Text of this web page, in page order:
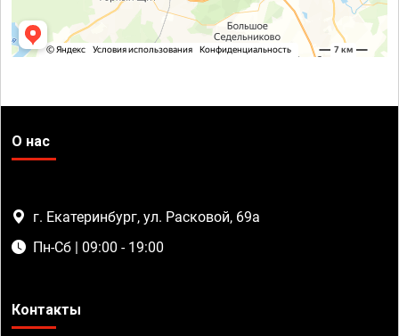
О нас
г. Екатеринбург, ул. Расковой, 69а
Пн-Сб | 09:00 - 19:00
Контакты